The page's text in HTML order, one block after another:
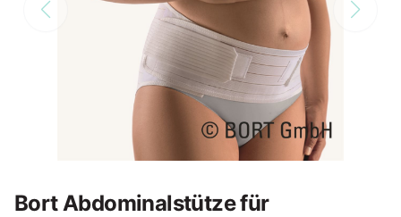
Bort Abdominalstütze für